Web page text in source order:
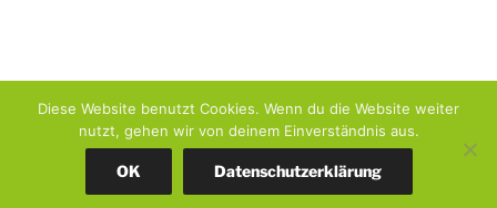
Diese Website benutzt Cookies. Wenn du die Website weiter
nutzt, gehen wir von deinem Einverständnis aus.
OK Datenschutzerklärung